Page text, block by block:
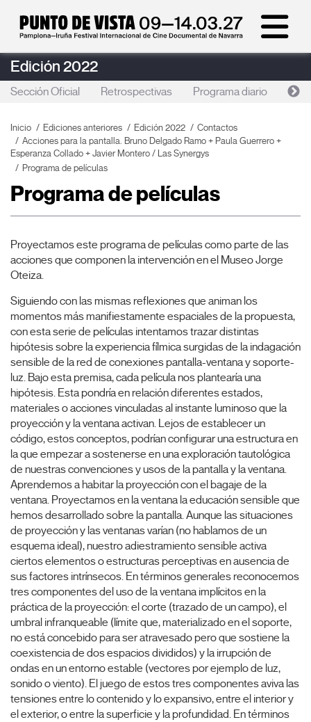
Edición 2022
Sección Oficial Retrospectivas Programa diario
Inicio Ediciones anteriores Edición 2022
Contactos
Acciones para la pantalla. Bruno Delgado Ramo + Paula Guerrero +
Esperanza Collado + Javier Montero / Las Synergys
Programa de películas
Programa de películas
Proyectamos este programa de películas como parte de las
acciones que componen la intervención en el Museo Jorge
Oteiza.
Siguiendo con las mismas reflexiones que animan los
momentos más manifiestamente espaciales de la propuesta,
con esta serie de películas intentamos trazar distintas
hipótesis sobre la experiencia fílmica surgidas de la indagación
sensible de la red de conexiones pantalla-ventana y soporte-
luz. Bajo esta premisa, cada película nos plantearía una
hipótesis. Esta pondría en relación diferentes estados,
materiales o acciones vinculadas al instante luminoso que la
proyección y la ventana activan. Lejos de establecer un
código, estos conceptos, podrían configurar una estructura en
la que empezar a sostenerse en una exploración tautológica
de nuestras convenciones y usos de la pantalla y la ventana.
Aprendemos a habitar la proyección con el bagaje de la
ventana. Proyectamos en la ventana la educación sensible que
hemos desarrollado sobre la pantalla. Aunque las situaciones
de proyección y las ventanas varían (no hablamos de un
esquema ideal), nuestro adiestramiento sensible activa
ciertos elementos o estructuras perceptivas en ausencia de
sus factores intrínsecos. En términos generales reconocemos
tres componentes del uso de la ventana implícitos en la
práctica de la proyección: el corte (trazado de un campo), el
umbral infranqueable (límite que, materializado en el soporte,
no está concebido para ser atravesado pero que sostiene la
coexistencia de dos espacios divididos) y la irrupción de
ondas en un entorno estable (vectores por ejemplo de luz,
sonido o viento). El juego de estos tres componentes aviva las
tensiones entre lo contenido y lo expansivo, entre el interior y
el exterior, o entre la superficie y la profundidad. En términos